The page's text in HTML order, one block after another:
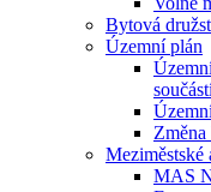
Bytová
Územní plán
Meziměstské
MAS